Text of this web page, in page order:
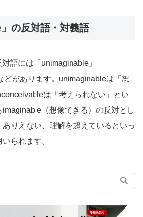
の反対語・対義語
対語には「unimaginable」
どがあります。unimaginableは「想
は「考えられない」とい
imaginable（想像できる）の反対とし
りえない、理解を超えているといっ
られます。